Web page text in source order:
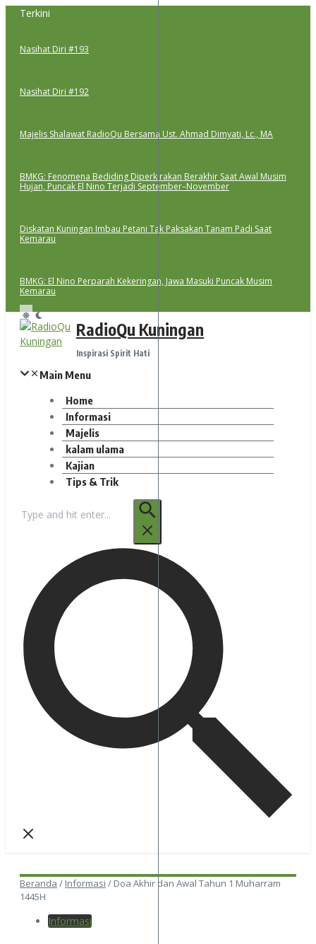
Lewati
Terkini
Nasihat Diri #193
Nasihat Diri #192
Majelis Shalawat RadioQu Bersama Ust. Ahmad Dimyati, Lc., MA
BMKG: Fenomena Bediding Diperkirakan Berakhir Saat Awal Musim
Hujan, Puncak El Nino Terjadi September–November
Diskatan Kuningan Imbau Petani Tak Paksakan Tanam Padi Saat
Kemarau
BMKG: El Nino Perparah Kekeringan, Jawa Masuki Puncak Musim
Kemarau
RadioQu Kuningan
Inspirasi Spirit Hati
Main Menu
Home
Informasi
Majelis
kalam ulama
Kajian
Tips & Trik
untuk:
Beranda / Informasi / Doa Akhir dan Awal Tahun 1 Muharram
1445H
Informasi